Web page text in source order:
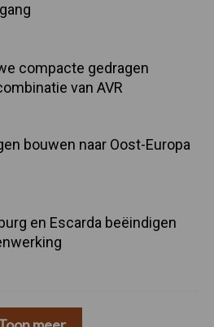
compacte gedragen
van AVR
bouwen naar Oost-Europa
en Escarda beëindigen